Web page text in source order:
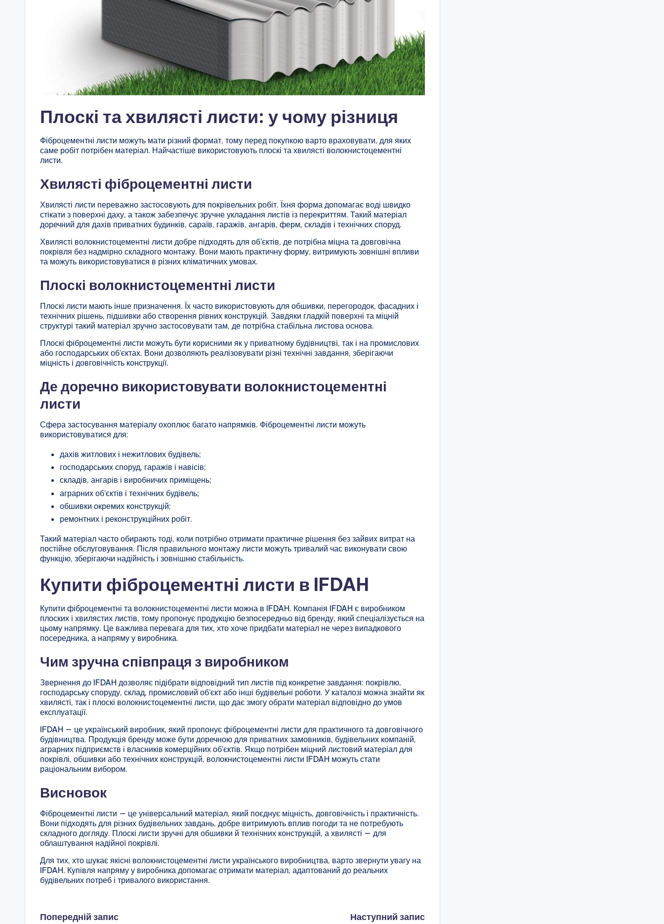
Плоскі та хвилясті листи: у чому різниця
Фіброцементні листи можуть мати різний формат, тому перед покупкою варто враховувати, для яких
саме робіт потрібен матеріал. Найчастіше використовують плоскі та хвилясті волокнистоцементні
листи.
Хвилясті фіброцементні листи
Хвилясті листи переважно застосовують для покрівельних робіт. Їхня форма допомагає воді швидко
стікати з поверхні даху, а також забезпечує зручне укладання листів із перекриттям. Такий матеріал
доречний для дахів приватних будинків, сараїв, гаражів, ангарів, ферм, складів і технічних споруд.
Хвилясті волокнистоцементні листи добре підходять для об’єктів, де потрібна міцна та довговічна
покрівля без надмірно складного монтажу. Вони мають практичну форму, витримують зовнішні впливи
та можуть використовуватися в різних кліматичних умовах.
Плоскі волокнистоцементні листи
Плоскі листи мають інше призначення. Їх часто використовують для обшивки, перегородок, фасадних і
технічних рішень, підшивки або створення рівних конструкцій. Завдяки гладкій поверхні та міцній
структурі такий матеріал зручно застосовувати там, де потрібна стабільна листова основа.
Плоскі фіброцементні листи можуть бути корисними як у приватному будівництві, так і на промислових
або господарських об’єктах. Вони дозволяють реалізовувати різні технічні завдання, зберігаючи
міцність і довговічність конструкції.
Де доречно використовувати волокнистоцементні
листи
Сфера застосування матеріалу охоплює багато напрямків. Фіброцементні листи можуть
використовуватися для:
дахів житлових і нежитлових будівель;
господарських споруд, гаражів і навісів;
складів, ангарів і виробничих приміщень;
аграрних об’єктів і технічних будівель;
обшивки окремих конструкцій;
ремонтних і реконструкційних робіт.
Такий матеріал часто обирають тоді, коли потрібно отримати практичне рішення без зайвих витрат на
постійне обслуговування. Після правильного монтажу листи можуть тривалий час виконувати свою
функцію, зберігаючи надійність і зовнішню стабільність.
Купити фіброцементні листи в IFDAH
Купити фіброцементні та волокнистоцементні листи можна в IFDAH. Компанія IFDAH є виробником
плоских і хвилястих листів, тому пропонує продукцію безпосередньо від бренду, який спеціалізується на
цьому напрямку. Це важлива перевага для тих, хто хоче придбати матеріал не через випадкового
посередника, а напряму у виробника.
Чим зручна співпраця з виробником
Звернення до IFDAH дозволяє підібрати відповідний тип листів під конкретне завдання: покрівлю,
господарську споруду, склад, промисловий об’єкт або інші будівельні роботи. У каталозі можна знайти як
хвилясті, так і плоскі волокнистоцементні листи, що дає змогу обрати матеріал відповідно до умов
експлуатації.
IFDAH — це український виробник, який пропонує фіброцементні листи для практичного та довговічного
будівництва. Продукція бренду може бути доречною для приватних замовників, будівельних компаній,
аграрних підприємств і власників комерційних об’єктів. Якщо потрібен міцний листовий матеріал для
покрівлі, обшивки або технічних конструкцій, волокнистоцементні листи IFDAH можуть стати
раціональним вибором.
Висновок
Фіброцементні листи — це універсальний матеріал, який поєднує міцність, довговічність і практичність.
Вони підходять для різних будівельних завдань, добре витримують вплив погоди та не потребують
складного догляду. Плоскі листи зручні для обшивки й технічних конструкцій, а хвилясті — для
облаштування надійної покрівлі.
Для тих, хто шукає якісні волокнистоцементні листи українського виробництва, варто звернути увагу на
IFDAH. Купівля напряму у виробника допомагає отримати матеріал, адаптований до реальних
будівельних потреб і тривалого використання.
Попередній запис Наступний запис